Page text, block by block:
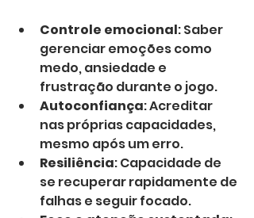
Controle emocional: Saber
gerenciar emoções como
medo, ansiedade e
frustração durante o jogo.
Autoconfiança: Acreditar
nas próprias capacidades,
mesmo após um erro.
Resiliência: Capacidade de
se recuperar rapidamente de
falhas e seguir focado.